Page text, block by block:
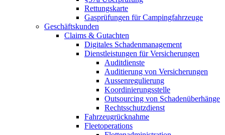
Rettungskarte
Gasprüfungen für Campingfahrzeuge
Geschäftskunden
Claims & Gutachten
Digitales Schadenmanagement
Dienstleistungen für Versicherungen
Auditdienste
Auditierung von Versicherungen
Aussenregulierung
Koordinierungsstelle
Outsourcing von Schadenüberhänge
Rechtsschutzdienst
Fahrzeugrücknahme
Fleetoperations